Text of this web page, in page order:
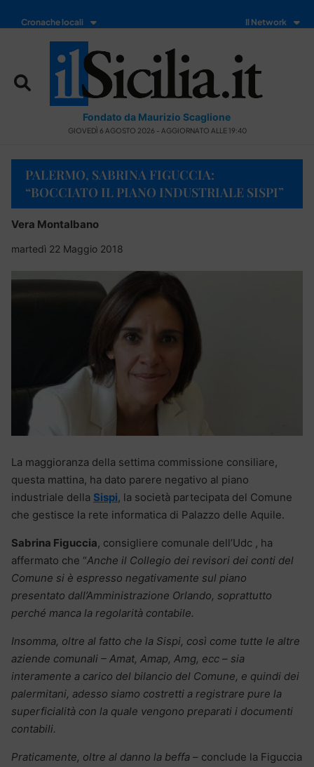
Cronache locali Il Network
Fondato da Maurizio Scaglione
GIOVEDÌ 6 AGOSTO 2026 - AGGIORNATO ALLE 19:40
PALERMO, SABRINA FIGUCCIA:
“BOCCIATO IL PIANO INDUSTRIALE SISPI”
Vera Montalbano
martedì 22 Maggio 2018
La maggioranza della settima commissione consiliare,
questa mattina, ha dato parere negativo al piano
industriale della Sispi, la società partecipata del Comune
che gestisce la rete informatica di Palazzo delle Aquile.
Sabrina Figuccia, consigliere comunale dell’Udc , ha
affermato che “Anche il Collegio dei revisori dei conti del
Comune si è espresso negativamente sul piano
presentato dall’Amministrazione Orlando, soprattutto
perché manca la regolarità contabile.
Insomma, oltre al fatto che la Sispi, così come tutte le altre
aziende comunali – Amat, Amap, Amg, ecc – sia
interamente a carico del bilancio del Comune, e quindi dei
palermitani, adesso siamo costretti a registrare pure la
superficialità con la quale vengono preparati i documenti
contabili.
Praticamente, oltre al danno la beffa – conclude la Figuccia